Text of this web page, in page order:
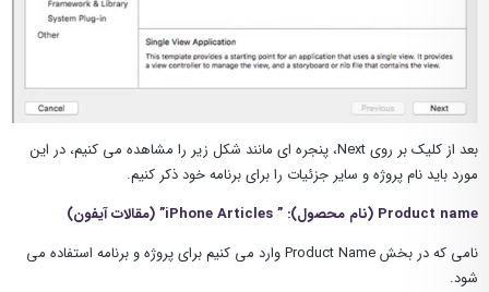
بعد از کلیک بر روی Next، پنجره ای مانند شکل زیر را مشاهده می کنیم، در این
مورد باید نام پروژه و سایر جزئیات را برای برنامه خود ذکر کنیم.
Product name (نام محصول): ” iPhone Articles” (مقالات آیفون)
نامی که در بخش Product Name وارد می کنیم برای پروژه و برنامه استفاده می
شود.